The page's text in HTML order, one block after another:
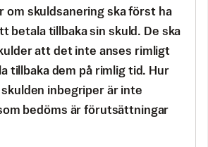
om skuldsanering ska först ha
betala tillbaka sin skuld. De ska
att det inte anses rimligt
tillbaka dem på rimlig tid. Hur
inbegriper är inte
bedöms är förutsättningar